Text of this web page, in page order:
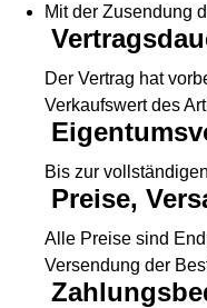
Mit der Zusendung
Der Vertrag hat
Verkaufswert des
Bis zur
Preise,
Alle Preise sind
Versendung der